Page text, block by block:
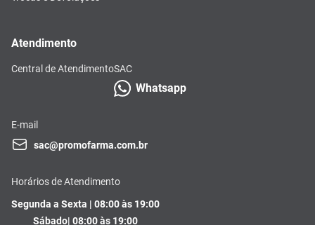
Atendimento
Central de AtendimentoSAC
Whatsapp
E-mail
sac@promofarma.com.br
Horários de Atendimento
Segunda a Sexta | 08:00 às 19:00
Sábado| 08:00 às 19:00